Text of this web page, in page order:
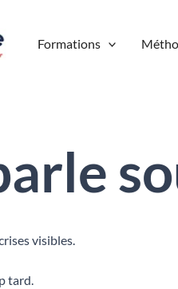
Formations
visibles.
tard.